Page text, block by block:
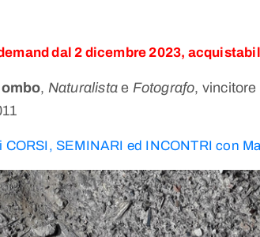
dal 2 dicembre 2023,
, Naturalista e Fotografo, vincitore
CORSI, SEMINARI ed INCONTRI con